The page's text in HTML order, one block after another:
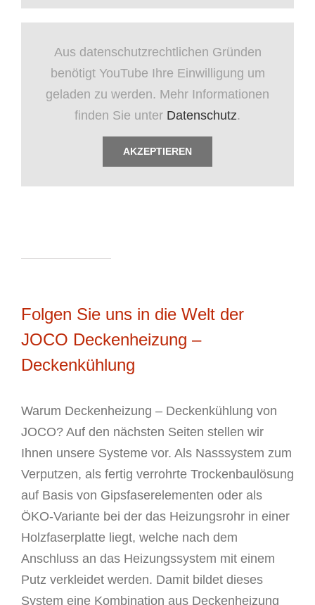
Aus datenschutzrechtlichen Gründen
benötigt YouTube Ihre Einwilligung um
geladen zu werden. Mehr Informationen
finden Sie unter Datenschutz.
AKZEPTIEREN
Folgen Sie uns in die Welt der
JOCO Deckenheizung –
Deckenkühlung
Warum Deckenheizung – Deckenkühlung von
JOCO? Auf den nächsten Seiten stellen wir
Ihnen unsere Systeme vor. Als Nasssystem zum
Verputzen, als fertig verrohrte Trockenbaulösung
auf Basis von Gipsfaserelementen oder als
ÖKO-Variante bei der das Heizungsrohr in einer
Holzfaserplatte liegt, welche nach dem
Anschluss an das Heizungssystem mit einem
Putz verkleidet werden. Damit bildet dieses
System eine Kombination aus Deckenheizung